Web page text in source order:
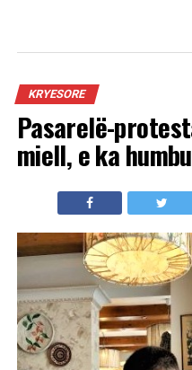
KRYESORE
Pasarelë-
miell, e ka